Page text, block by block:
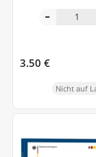
3.50 €
Nicht auf